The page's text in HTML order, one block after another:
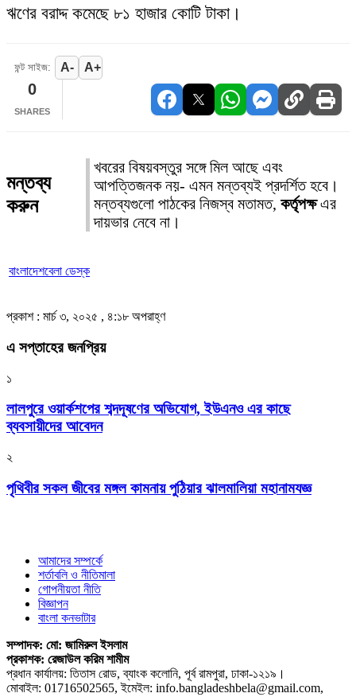
ঋণের বরাদ্দ কমেছে ৮১ হাজার কোটি টাকা।
ফন্ট সাইজ: A- A+
0
SHARES
মন্তব্য
করুন
খবরের বিষয়বস্তুর সঙ্গে মিল আছে এবং
আপত্তিজনক নয়- এমন মন্তব্যই প্রদর্শিত হবে।
মন্তব্যগুলো পাঠকের নিজস্ব মতামত, কর্তৃপক্ষএর
দায়ভার নেবে না।
বাংলাদেশবেলা ডেস্ক
প্রকাশ : মার্চ ৩, ২০২৫ , ৪:১৮ অপরাহ্ণ
এ সপ্তাহের জনপ্রিয়
১
লালপুরে ওয়ার্কশপের শব্দদূষণের অভিযোগ, ইউএনও এর কাছে
ব্যবসায়ীদের আবেদন
২
পৃথিবীর সকল জীবের মঙ্গল কামনায় পুঠিয়ার ঝালমালিয়া মহানামযজ্ঞ
আমাদের সম্পর্কে
শর্তাবলি ও নীতিমালা
গোপনীয়তা নীতি
বিজ্ঞাপন
বাংলা কনভাটার
সম্পাদক: মো: জামিরুল ইসলাম
প্রকাশক: রেজাউল করিম শামীম
প্রধান কার্যালয়: তিতাস রোড, ব্যাংক কলোনি, পূর্ব রামপুরা, ঢাকা-১২১৯।
মোবাইল: 01716502565, ইমেইল: info.bangladeshbela@gmail.com,